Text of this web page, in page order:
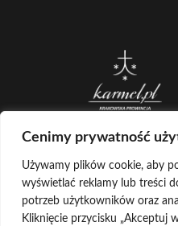
Cenimy prywatność
Używamy plików cookie, aby
wyświetlać reklamy lub treści
potrzeb użytkowników oraz
Kliknięcie przycisku „Akceptuj
CREATED BY
COPYRIGHT ©